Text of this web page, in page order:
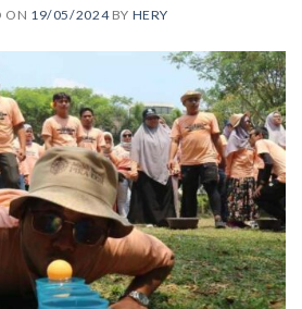
ON 19/05/2024BY HERY